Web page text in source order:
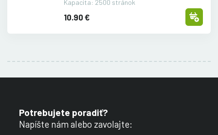
Kapacita: 2500 stránok
10.90 €
Potrebujete poradiť?
Napíšte nám alebo zavolajte: